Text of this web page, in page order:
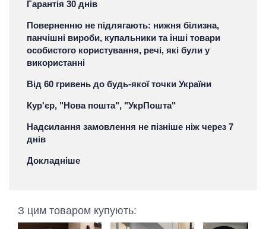
Гарантія 30 днів
Поверненню не підлягають: нижня білизна,
панчішні вироби, купальники та інші товари
особистого користування, речі, які були у
використанні
Від 60 гривень до будь-якої точки України
Кур'єр, "Нова пошта", "УкрПошта"
Надсилання замовлення не пізніше ніж через 7
днів
Докладніше
З цим товаром купують: